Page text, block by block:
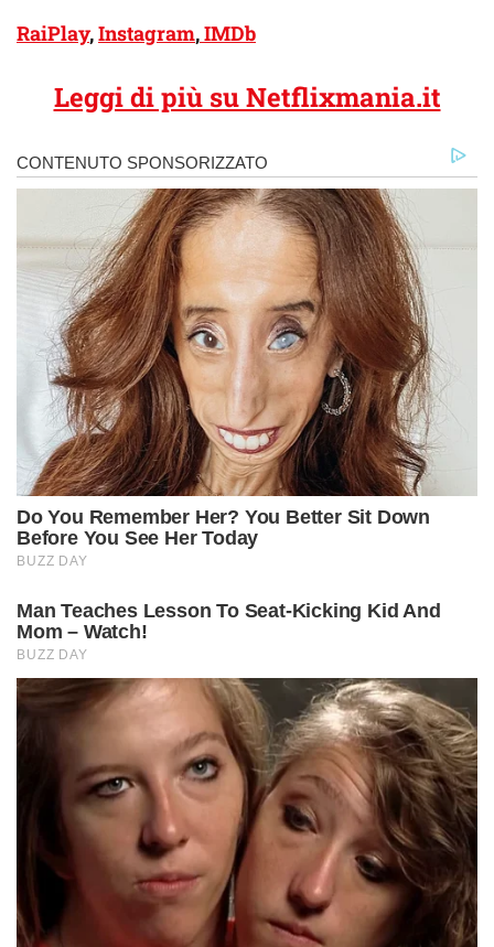
RaiPlay,Instagram,IMDb
Leggi di più su Netflixmania.it